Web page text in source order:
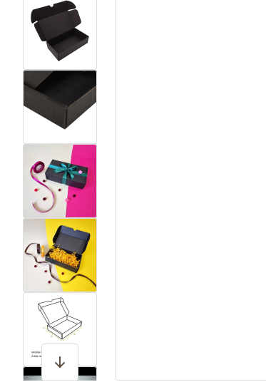
View larger image
View larger image
View larger image
View larger image
View larger image